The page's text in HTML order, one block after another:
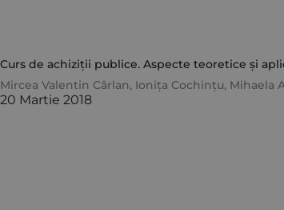
Curs de achiziții publice. Aspecte teoretice și
Mircea Valentin Cârlan, Ionița Cochințu, Mihaela
20 Martie 2018